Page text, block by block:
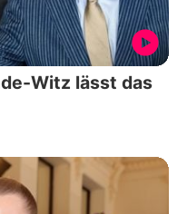
Witz lässt das